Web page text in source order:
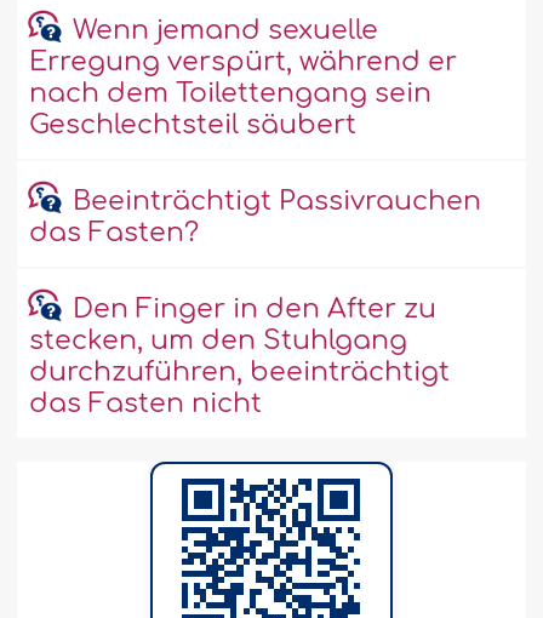
Wenn jemand sexuelle
Erregung verspürt, während er
nach dem Toilettengang sein
Geschlechtsteil säubert
Beeinträchtigt Passivrauchen
das Fasten?
Den Finger in den After zu
stecken, um den Stuhlgang
durchzuführen, beeinträchtigt
das Fasten nicht